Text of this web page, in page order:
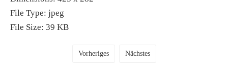
File Type: jpeg
File Size: 39 KB
Vorheriges Nächstes